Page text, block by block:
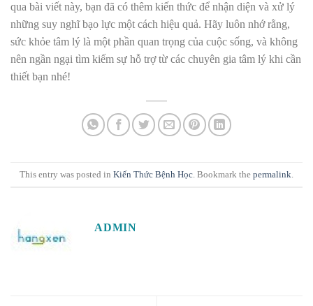
qua bài viết này, bạn đã có thêm kiến thức để nhận diện và xử lý
những suy nghĩ bạo lực một cách hiệu quả. Hãy luôn nhớ rằng,
sức khỏe tâm lý là một phần quan trọng của cuộc sống, và không
nên ngần ngại tìm kiếm sự hỗ trợ từ các chuyên gia tâm lý khi cần
thiết bạn nhé!
This entry was posted in Kiến Thức Bệnh Học . Bookmark the permalink
ADMIN